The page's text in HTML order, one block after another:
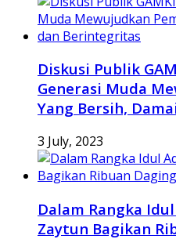
Diskusi Publik
Generasi Muda
Yang Bersih,
3 July, 2023
Dalam Rangka
Zaytun Bagikan